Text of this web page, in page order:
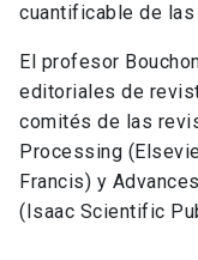
cuantificable de
El profesor
editoriales de
comités de las
Processing
Francis) y
(Isaac Scientific